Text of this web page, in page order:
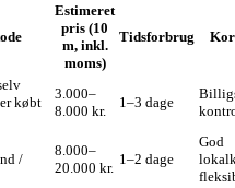
Estimeret
pris (10
m, inkl.
moms)
Tidsforbrug
købt
3.000–
8.000 kr.
1–3 dage
/
8.000–
20.000 kr.
1–2 dage
God